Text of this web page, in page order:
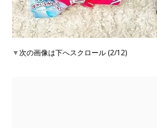
▼次の画像は下へスクロール (2/12)